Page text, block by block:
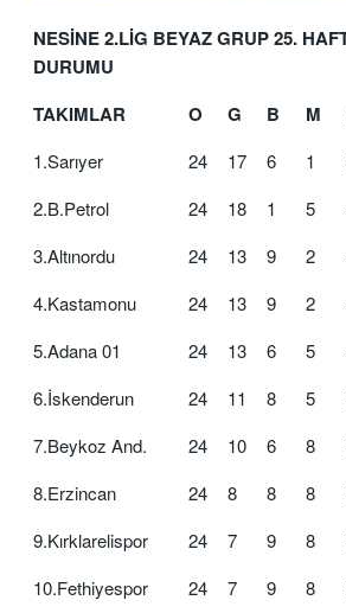
NESİNE 2.LİG BEYAZ GRUP 25.
DURUMU
TAKIMLAR
O G B M
1.Sarıyer 24 17 6 1
2.B.Petrol
24 18 1 5
3.Altınordu
24 13 9 2
4.Kastamonu
24 13 9 2
5.Adana 01
24 13 6 5
6.İskenderun
24 11 8 5
7.Beykoz And.
24 10 6 8
8.Erzincan
24 8 8 8
9.Kırklarelispor
24 7 9 8
10.Fethiyespor
24 7 9 8